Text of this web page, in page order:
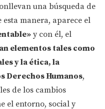
una búsqueda de
esta manera, aparece el
y con él, el
elementos tales como
y la ética, la
Derechos Humanos,
de los cambios
el entorno, social y